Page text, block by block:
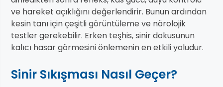
ve hareket açıklığını değerlendirir. Bunun ardından
kesin tanı için çeşitli görüntüleme ve nörolojik
testler gerekebilir. Erken teşhis, sinir dokusunun
kalıcı hasar görmesini önlemenin en etkili yoludur.
Sinir Sıkışması Nasıl Geçer?